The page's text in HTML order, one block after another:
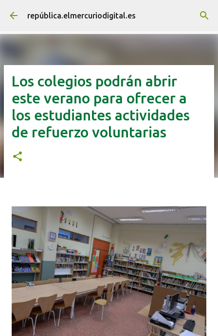
Ir al contenido principal
república.elmercuriodigital.es
Los colegios podrán abrir
este verano para ofrecer a
los estudiantes actividades
de refuerzo voluntarias